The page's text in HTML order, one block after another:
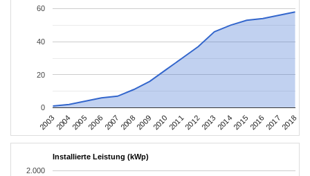
2003200420052006200720082009201020112012201320142015201620172018
0
20
40
60
Installierte Leistung (kWp)
2.000